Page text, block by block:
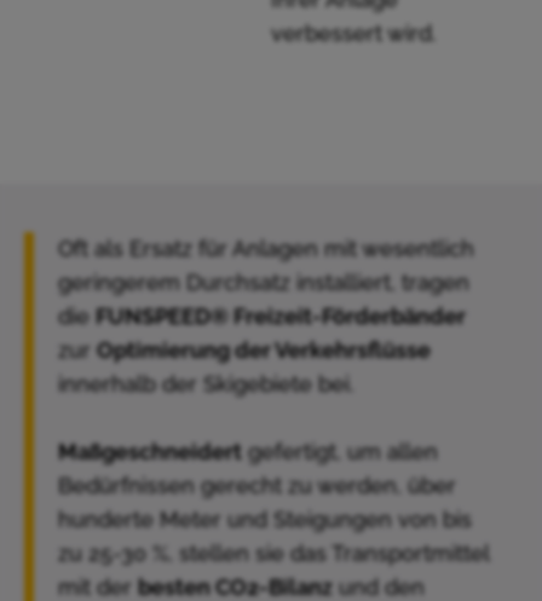
verbessert wird.
Oft als Ersatz für Anlagen mit wesentlich
geringerem Durchsatz installiert, tragen
die FUNSPEED® Freizeit-Förderbänder
zurOptimierung der Verkehrsflüsse
innerhalb der Skigebiete bei.
Maßgeschneidert gefertigt, um allen
Bedürfnissen gerecht zu werden, über
hunderte Meter und Steigungen von bis
zu 25-30 %, stellen sie das Transportmittel
mit der besten CO2-Bilanz und den